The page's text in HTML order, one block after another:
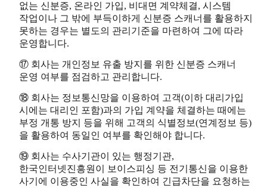
없는 신분증, 온라인 가입, 비대면 계약체결, 시스템
작업이나 그 밖에 부득이하게 신분증 스캐너를 활용하지
못하는 경우는 별도의 관리기준을 마련하여 그에 따라
운영합니다.
⑰ 회사는 개인정보 유출 방지를 위한 신분증 스캐너
운영 여부를 점검하고 관리합니다.
⑱ 회사는 정보통신망을 이용하여 고객(이하 대리가입
시에는 대리인 포함)과의 가입 계약을 체결하는 때에는
부정 개통 방지 등을 위해 고객의 식별정보(연계정보 등)
을 활용하여 동일인 여부를 확인해야 합니다.
⑲ 회사는 수사기관이 있는 행정기관,
한국인터넷진흥원이 보이스피싱 등 전기통신을 이용한
사기에 이용중인 사실을 확인하여 긴급차단을 요청하는